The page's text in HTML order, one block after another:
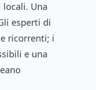
Una
esperti di
ricorrenti; i
e una